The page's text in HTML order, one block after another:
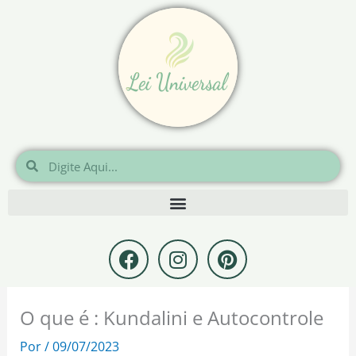
Pesquisar
Pesquisar
F
a
c
e
b
I
n
s
t
a
P
i
n
t
e
O que é : Kundalini e Autocontrole
Por/09/07/2023